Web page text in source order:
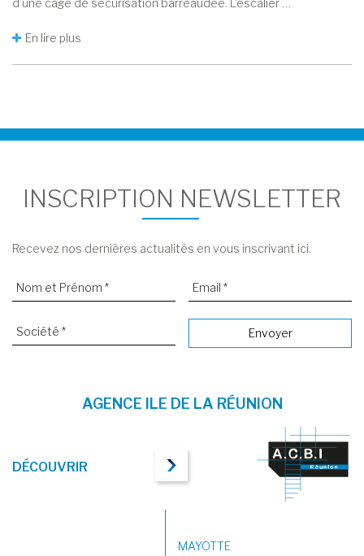
d’une cage de sécurisation barreaudée. L’escalier …
En lire plus
INSCRIPTION NEWSLETTER
Recevez nos dernières actualités en vous inscrivant ici.
AGENCE ILE DE LA RÉUNION
DÉCOUVRIR
MAYOTTE